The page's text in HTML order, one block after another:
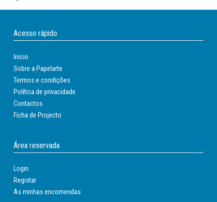
Acesso rápido
Início
Sobre a Papelarte
Termos e condições
Política de privacidade
Contactos
Ficha de Projecto
Área reservada
Login
Registar
As minhas encomendas